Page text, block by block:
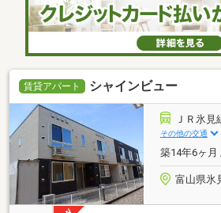
賃貸アパート シャインビュー
ＪＲ氷
その他の交通
築14年6ヶ月
富山県氷